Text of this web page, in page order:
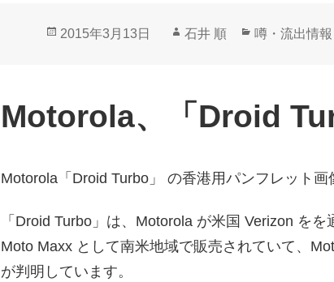
投
2015年3月13日
作
石井 順
カ
リ
ー
噂・流出情報
Motorola、「Droid
Motorola「Droid Turbo」 の香港用パンフレット画
「Droid Turbo」は、Motorola が米国 Verizon を
Moto Maxx として南米地域で販売されていて、
が判明しています。